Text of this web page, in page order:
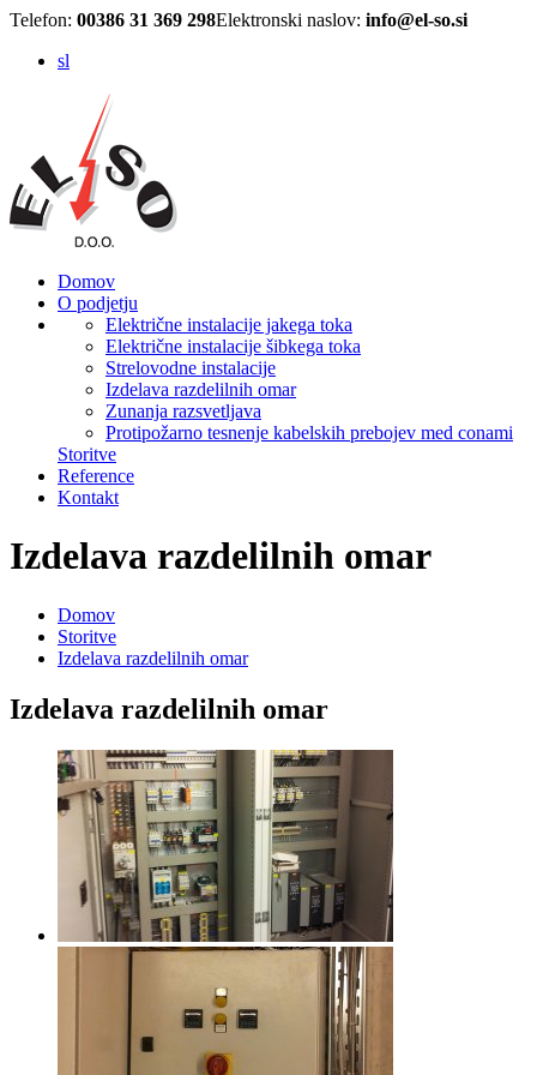
Telefon: 00386 31 369 298Elektronski naslov: info@el-so.si
sl
Domov
O podjetju
Električne instalacije jakega toka
Električne instalacije šibkega toka
Strelovodne instalacije
Izdelava razdelilnih omar
Zunanja razsvetljava
Protipožarno tesnenje kabelskih prebojev med conami
Storitve
Reference
Kontakt
Izdelava razdelilnih omar
Domov
Storitve
Izdelava razdelilnih omar
Izdelava razdelilnih omar